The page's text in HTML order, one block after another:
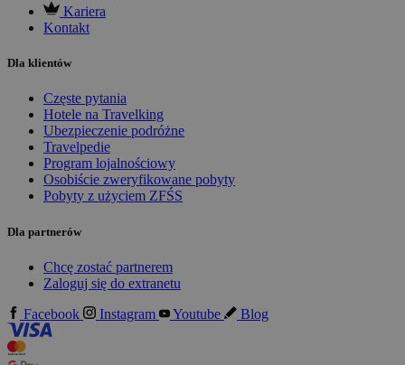
Kariera
Kontakt
Dla klientów
Częste pytania
Hotele na Travelking
Ubezpieczenie podróżne
Travelpedie
Program lojalnościowy
Osobiście zweryfikowane pobyty
Pobyty z użyciem ZFŚS
Dla partnerów
Chcę zostać partnerem
Zaloguj się do extranetu
Facebook
Instagram Youtube Blog